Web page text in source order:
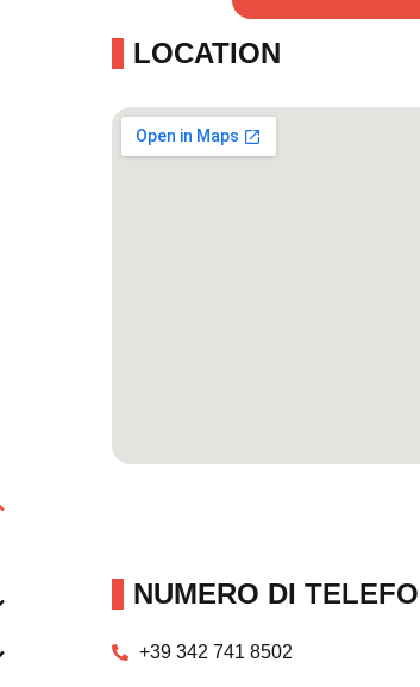
LOCATION
NUMERO DI
+39 342 741 8502